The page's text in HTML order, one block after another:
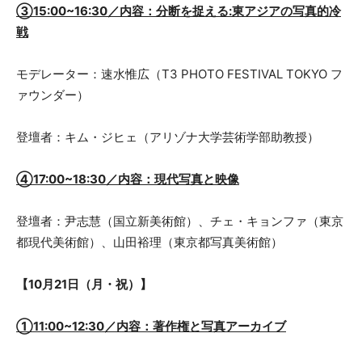
③15:00~16:30／内容：分断を捉える:東アジアの写真的冷
戦
モデレーター：速水惟広（T3 PHOTO FESTIVAL TOKYO フ
ァウンダー）
登壇者：キム・ジヒェ（アリゾナ大学芸術学部助教授）
④17:00~18:30／内容：現代写真と映像
登壇者：尹志慧（国立新美術館）、チェ・キョンファ（東京
都現代美術館）、山田裕理（東京都写真美術館）
【10月21日（月・祝）】
①11:00~12:30／内容：著作権と写真アーカイブ